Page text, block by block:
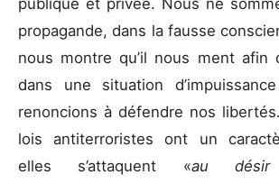
publique et privée. Nous ne
propagande, dans la fausse
nous montre qu’il nous ment afin
dans une situation
renoncions à défendre nos
lois antiterroristes ont un
elles s’attaquent «au